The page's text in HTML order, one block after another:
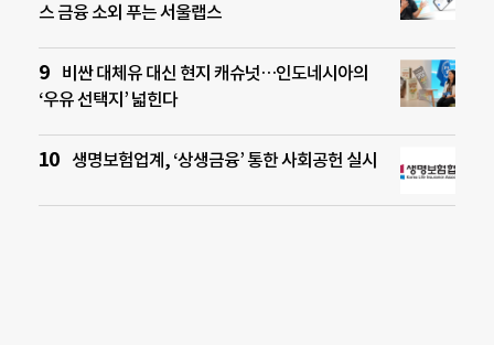
스 금융 소외 푸는 서울랩스
비싼 대체유 대신 현지 캐슈넛…인도네시아의
‘우유 선택지’ 넓힌다
생명보험업계, ‘상생금융’ 통한 사회공헌 실시